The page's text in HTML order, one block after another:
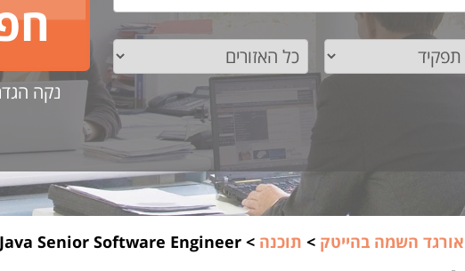
נקה
אורגד השמה בהייטק > תוכנה >
Java Senior Software Engineer